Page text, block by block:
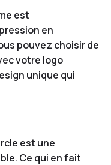
est
en
pouvez choisir de
votre logo
unique qui
est une
Ce qui en fait